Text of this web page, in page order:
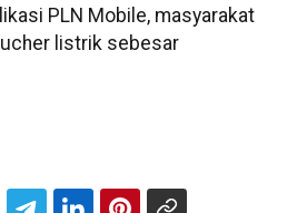
PLN Mobile, masyarakat
listrik sebesar